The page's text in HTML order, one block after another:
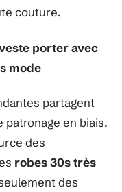
couture.
porter avec
mode
partagent
patronage en biais.
des
robes 30s très
des